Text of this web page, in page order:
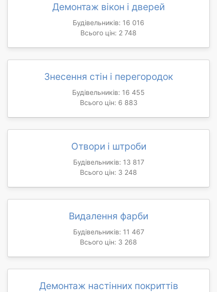
Демонтаж вікон і дверей
Будівельників: 16 016
Всього цін: 2 748
Знесення стін і перегородок
Будівельників: 16 455
Всього цін: 6 883
Отвори і штроби
Будівельників: 13 817
Всього цін: 3 248
Видалення фарби
Будівельників: 11 467
Всього цін: 3 268
Демонтаж настінних покриттів